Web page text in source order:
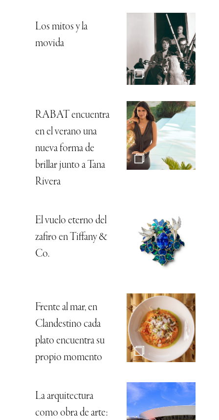
Los mitos y la
movida
RABAT encuentra
en el verano una
nueva forma de
brillar junto a Tana
Rivera
El vuelo eterno del
zafiro en Tiffany &
Co.
Frente al mar, en
Clandestino cada
plato encuentra su
propio momento
La arquitectura
como obra de arte: